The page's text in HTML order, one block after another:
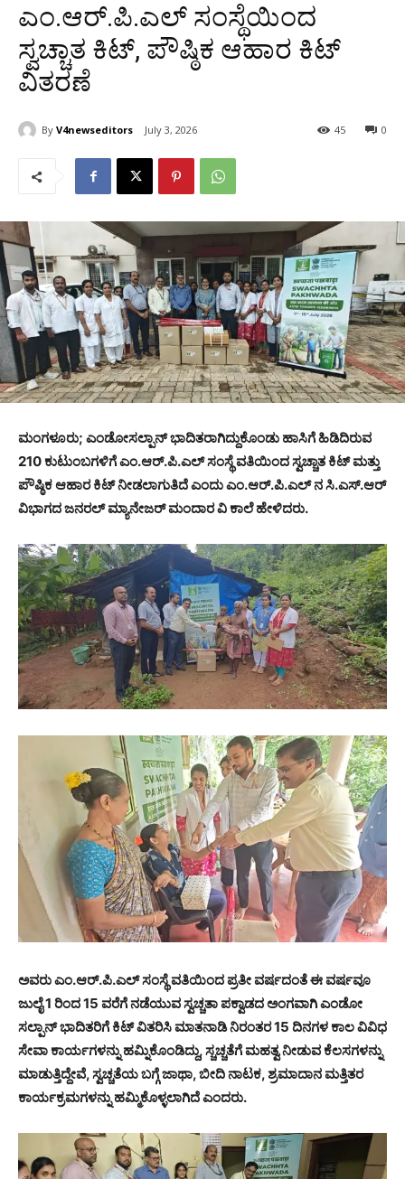
ಎಂ.ಆರ್.ಪಿ.ಎಲ್ ಸಂಸ್ಥೆಯಿಂದ
ಸ್ವಚ್ಚಾತ ಕಿಟ್, ಪೌಷ್ಠಿಕ ಆಹಾರ ಕಿಟ್
ವಿತರಣೆ
By V4newseditors July 3, 2026 0
45
ಮಂಗಳೂರು; ಎಂಡೋಸಲ್ಪಾನ್ ಭಾದಿತರಾಗಿದ್ದುಕೊಂಡು ಹಾಸಿಗೆ ಹಿಡಿದಿರುವ
210 ಕುಟುಂಬಗಳಿಗೆ ಎಂ.ಆರ್.ಪಿ.ಎಲ್ ಸಂಸ್ಥೆ ವತಿಯಿಂದ ಸ್ವಚ್ಚಾತ ಕಿಟ್ ಮತ್ತು
ಪೌಷ್ಠಿಕ ಆಹಾರ ಕಿಟ್ ನೀಡಲಾಗುತಿದೆ ಎಂದು ಎಂ.ಆರ್.ಪಿ.ಎಲ್ ನ ಸಿ.ಎಸ್.ಆರ್
ವಿಭಾಗದ ಜನರಲ್ ಮ್ಯಾನೇಜರ್ ಮಂದಾರ ವಿ ಕಾಲೆ ಹೇಳಿದರು.
ಅವರು ಎಂ.ಆರ್.ಪಿ.ಎಲ್ ಸಂಸ್ಥೆ ವತಿಯಿಂದ ಪ್ರತೀ ವರ್ಷದಂತೆ ಈ ವರ್ಷವೂ
ಜುಲೈ 1 ರಿಂದ 15 ವರೆಗೆ ನಡೆಯುವ ಸ್ವಚ್ಚತಾ ಪಕ್ವಾಡದ ಅಂಗವಾಗಿ ಎಂಡೋ
ಸಲ್ಪಾನ್ ಭಾದಿತರಿಗೆ ಕಿಟ್ ವಿತರಿಸಿ ಮಾತನಾಡಿ ನಿರಂತರ 15 ದಿನಗಳ ಕಾಲ ವಿವಿಧ
ಸೇವಾ ಕಾರ್ಯಗಳನ್ನು ಹಮ್ನಿಕೊಂಡಿದ್ದು, ಸ್ಚಚ್ಚತೆಗೆ ಮಹತ್ವ ನೀಡುವ ಕೆಲಸಗಳನ್ನು
ಮಾಡುತ್ತಿದ್ದೇವೆ, ಸ್ವಚ್ಚತೆಯ ಬಗ್ಗೆ ಜಾಥಾ, ಬೀದಿ ನಾಟಕ, ಶ್ರಮಾದಾನ ಮತ್ತಿತರ
ಕಾರ್ಯಕ್ರಮಗಳನ್ನು ಹಮ್ಮಿಕೊಳ್ಳಲಾಗಿದೆ ಎಂದರು.